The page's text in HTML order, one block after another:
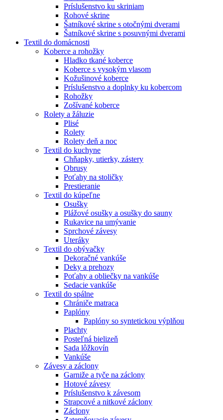
Príslušenstvo ku skriniam
Rohové skrine
Šatníkové skrine s otočnými dverami
Šatníkové skrine s posuvnými dverami
Textil do domácnosti
Koberce a rohožky
Hladko tkané koberce
Koberce s vysokým vlasom
Kožušinové koberce
Príslušenstvo a doplnky ku kobercom
Rohožky
Zošívané koberce
Rolety a žáluzie
Plisé
Rolety
Rolety deň a noc
Textil do kuchyne
Chňapky, utierky, zástery
Obrusy
Poťahy na stoličky
Prestieranie
Textil do kúpeľne
Osušky
Plážové osušky a osušky do sauny
Rukavice na umývanie
Sprchové závesy
Uteráky
Textil do obývačky
Dekoračné vankúše
Deky a prehozy
Poťahy a obliečky na vankúše
Sedacie vankúše
Textil do spálne
Chrániče matraca
Paplóny
Paplóny so syntetickou výplňou
Plachty
Posteľná bielizeň
Sada lôžkovín
Vankúše
Závesy a záclony
Garniže a tyče na záclony
Hotové závesy
Príslušenstvo k závesom
Strapcové a nitkové záclony
Záclony